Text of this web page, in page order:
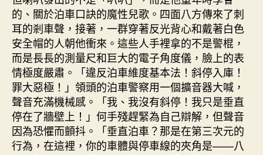
的、關於泊車口訣的魔性兒歌。四面八方傳來了刺
耳的剎車聲，接著，一群穿著反光背心和戴著白色
安全帽的人朝他衝來。這些人手裡拿的不是警棍，
而是長長的測量尺和巨大的電子角度儀，臉上的表
情極度嚴肅。「違反泊車維度基本法！斜停入庫！
罪大惡極！」領頭的泊車警察用一個擴音器大喊，
聲音充滿機械感。「我、我沒有斜停！我只是垂直
停在了牆壁上！」何手殘趕緊為自己辯解，但聲音
因為恐懼而顫抖。「垂直泊車？那是在第三次元的
行為，在這裡，你的車體與停車線的夾角是——八